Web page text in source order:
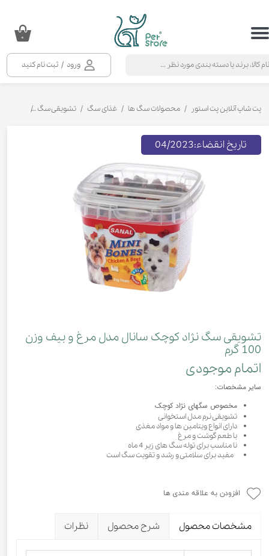
ورود / ثبت نام کنید
حساب کاربری من
خروج از حساب کاربری
۰
پت شاپ آنلاین پت استور محصولات سگ ها غذای سگ تشویقی سگ
تشویقی سگ نژاد کوچک سانال مدل مرغ و بیف وزن
100 گرم
اتمام موجودی
سایر مشخصات:
مخصوص سگهای نژاد کوچک
تشویقی نرم مدل استخوانی
دارای انواع ویتامین ها و مواد مغذی
با طعم گوشت و مرغ
نا مناسب برای توله سگ های زیر 4 ماه
مفید برای سلامتی و رشد و تقویت سگ است
تاریخ انقضاء:04/2023
افزودن به علاقه مندی ها
مشخصات محصول شرح محصول نظرات